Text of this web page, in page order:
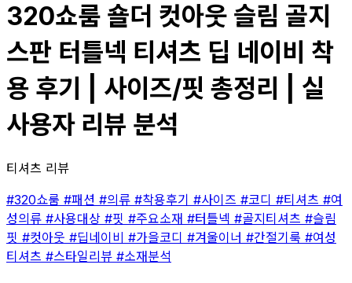
320쇼룸 숄더 컷아웃 슬림 골지
스판 터틀넥 티셔츠 딥 네이비 착
용 후기 | 사이즈/핏 총정리 | 실
사용자 리뷰 분석
티셔츠 리뷰
#320쇼룸 #패션 #의류 #착용후기 #사이즈 #코디 #티셔츠 #여
성의류 #사용대상 #핏 #주요소재 #터틀넥 #골지티셔츠 #슬림
핏 #컷아웃 #딥네이비 #가을코디 #겨울이너 #간절기룩 #여성
티셔츠 #스타일리뷰 #소재분석